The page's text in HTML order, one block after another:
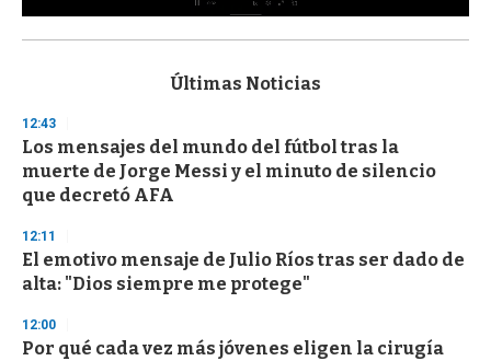
s
d
s
o
f
3
s
e
c
o
d
s
Últimas Noticias
12:43
Los mensajes del mundo del fútbol tras la
muerte de Jorge Messi y el minuto de silencio
que decretó AFA
12:11
El emotivo mensaje de Julio Ríos tras ser dado de
alta: "Dios siempre me protege"
12:00
Por qué cada vez más jóvenes eligen la cirugía